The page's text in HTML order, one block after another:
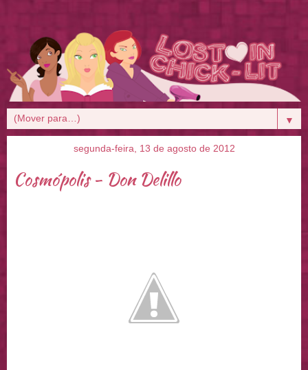
▼
segunda-feira, 13 de agosto de 2012
Cosmópolis - Don Delillo